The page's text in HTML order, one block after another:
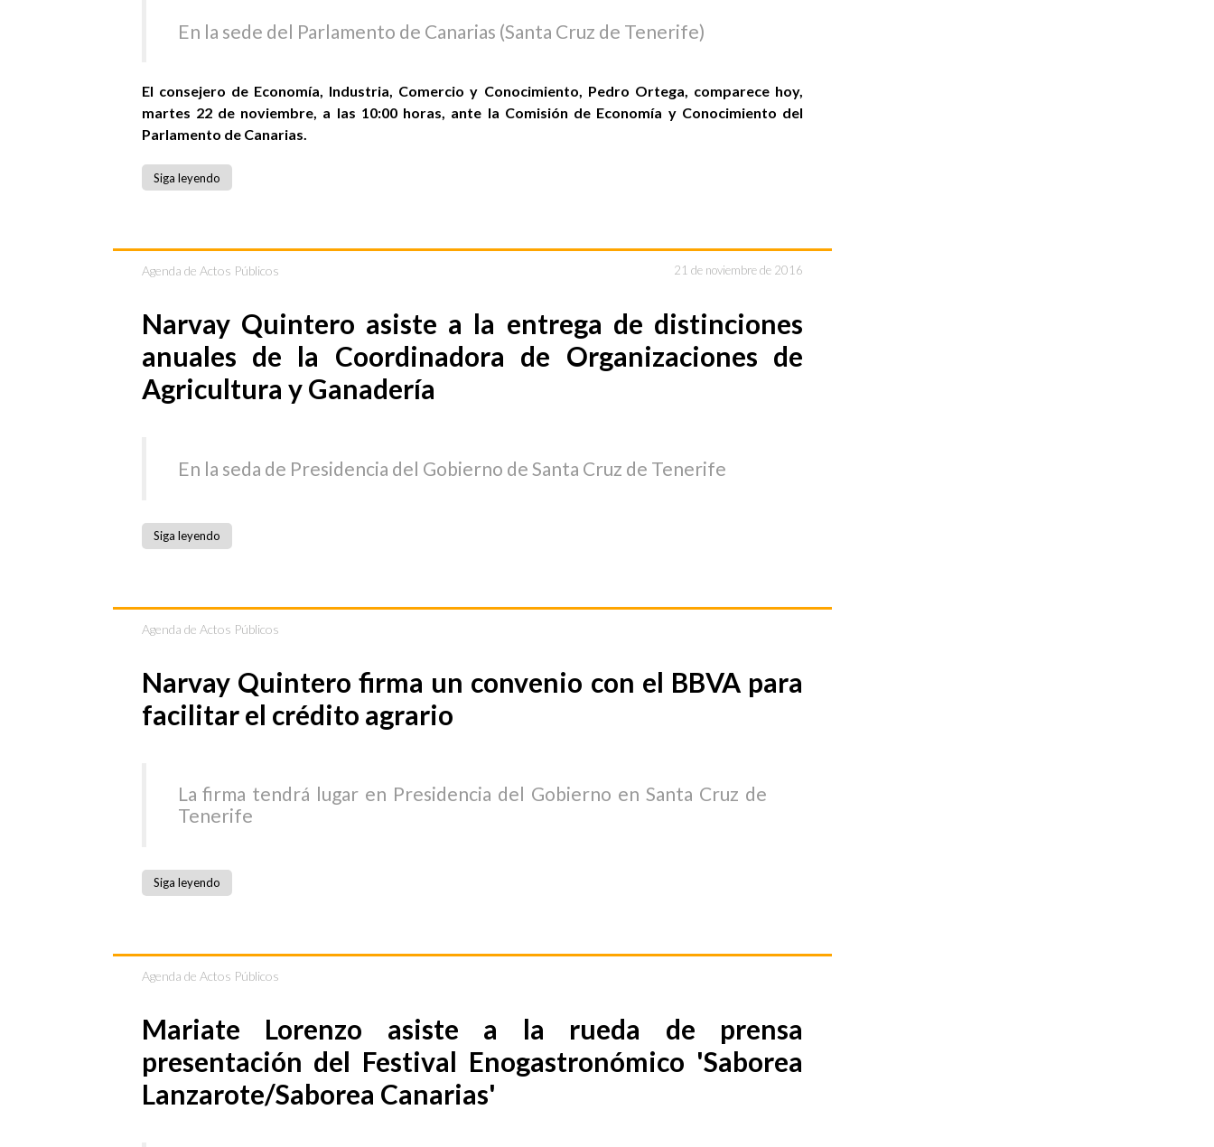
En la sede del Parlamento de Canarias (Santa Cruz de Tenerife)
El consejero de Economía, Industria, Comercio y Conocimiento, Pedro Ortega, comparece hoy,
martes 22 de noviembre, a las 10:00 horas, ante la Comisión de Economía y Conocimiento del
Parlamento de Canarias.
Siga leyendo
Agenda de Actos Públicos 21 de noviembre de 2016
Narvay Quintero asiste a la entrega de distinciones
anuales de la Coordinadora de Organizaciones de
Agricultura y Ganadería
En la seda de Presidencia del Gobierno de Santa Cruz de Tenerife
Siga leyendo
Agenda de Actos Públicos
Narvay Quintero firma un convenio con el BBVA para
facilitar el crédito agrario
La firma tendrá lugar en Presidencia del Gobierno en Santa Cruz de
Tenerife
Siga leyendo
Agenda de Actos Públicos
Mariate Lorenzo asiste a la rueda de prensa
presentación del Festival Enogastronómico 'Saborea
Lanzarote/Saborea Canarias'